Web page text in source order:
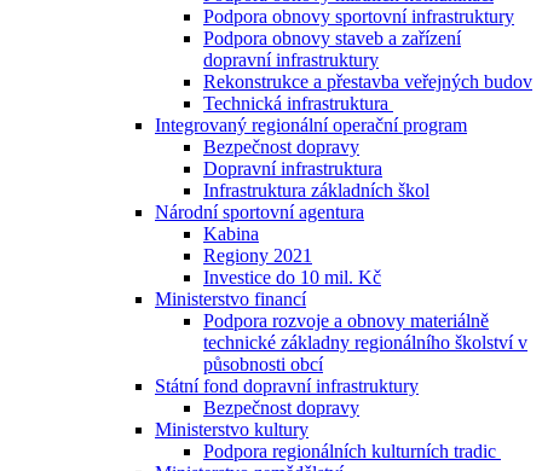
Podpora obnovy sportovní infrastruktury
Podpora obnovy staveb a zařízení
dopravní infrastruktury
Rekonstrukce a přestavba veřejných budov
Technická infrastruktura
Integrovaný regionální operační program
Bezpečnost dopravy
Dopravní infrastruktura
Infrastruktura základních škol
Národní sportovní agentura
Kabina
Regiony 2021
Investice do 10 mil. Kč
Ministerstvo financí
Podpora rozvoje a obnovy materiálně
technické základny regionálního školství v
působnosti obcí
Státní fond dopravní infrastruktury
Bezpečnost dopravy
Ministerstvo kultury
Podpora regionálních kulturních tradic